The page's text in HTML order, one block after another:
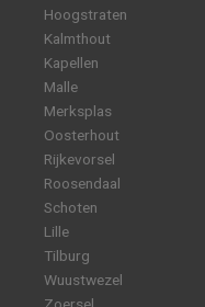
Hoogstraten
Kalmthout
Kapellen
Malle
Merksplas
Oosterhout
Rijkevorsel
Roosendaal
Schoten
Lille
Tilburg
Wuustwezel